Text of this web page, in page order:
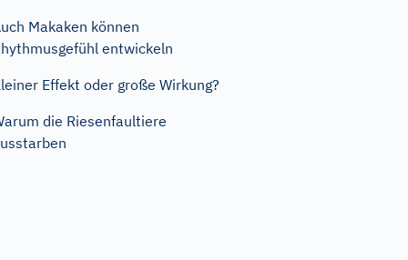
Makaken können
entwickeln
Effekt oder große Wirkung?
die Riesenfaultiere